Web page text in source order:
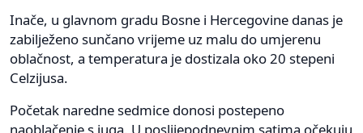
Inače, u glavnom gradu Bosne i Hercegovine danas je
zabilježeno sunčano vrijeme uz malu do umjerenu
oblačnost, a temperatura je dostizala oko 20 stepeni
Celzijusa.
Početak naredne sedmice donosi postepeno